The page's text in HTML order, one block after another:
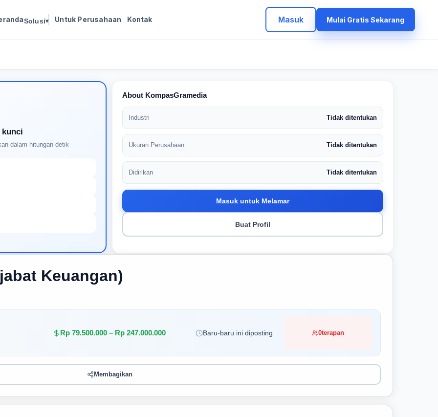
Solusi▾ Untuk Perusahaan Kontak Masuk Mulai Gratis Sekarang
Keuangan)
Rp 79.500.000 – Rp 247.000.000 Baru-baru ini diposting 0terapan
Membagikan
kunci
dalam hitungan detik
About KompasGramedia
Industri Tidak ditentukan
Ukuran Perusahaan Tidak ditentukan
Didirikan Tidak ditentukan
Masuk untuk Melamar
Buat Profil